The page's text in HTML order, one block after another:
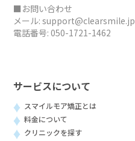
■お問い合わせ
メール: support@clearsmile.jp
電話番号: 050-1721-1462
サービスについて
スマイルモア矯正とは
料金について
クリニックを探す